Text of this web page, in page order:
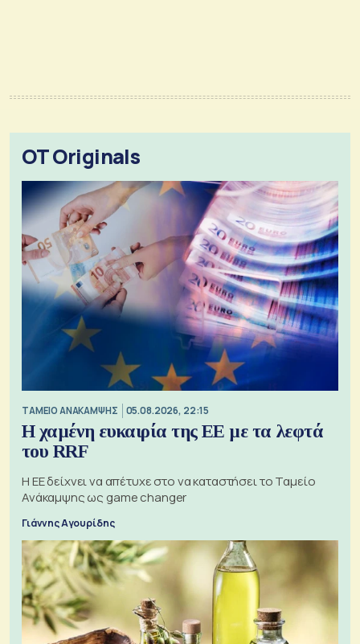
OT Originals
ΤΑΜΕΙΟ ΑΝΑΚΑΜΨΗΣ 05.08.2026, 22:15
Η χαμένη ευκαιρία της ΕΕ με τα λεφτά
του RRF
Η ΕΕ δείχνει να απέτυχε στο να καταστήσει το Ταμείο
Ανάκαμψης ως game changer
Γιάννης Αγουρίδης